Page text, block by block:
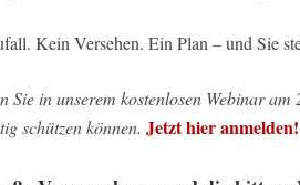
Kein Versehen. Ein Plan – und Sie
Sie in unserem kostenlosen Webinar
schützen können. Jetzt hier anmelden!